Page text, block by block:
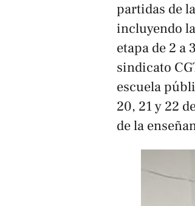
partidas de
incluyendo
etapa de 2 a
sindicato
escuela
20, 21 y 22
de la